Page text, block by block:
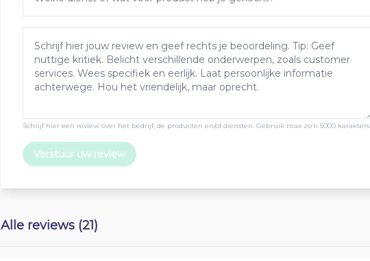
Schrijf hier een review over het bedrijf, de producten en/of diensten. Gebruik max zo’n 5000 karakters
Verstuur uw review
Alle reviews (21)